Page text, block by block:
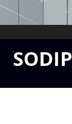
SODIP